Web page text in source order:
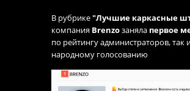
В рубрике"Лучшие каркасные
компания Brenzoзаняла первое
по рейтингу администраторов, так
народному голосованию